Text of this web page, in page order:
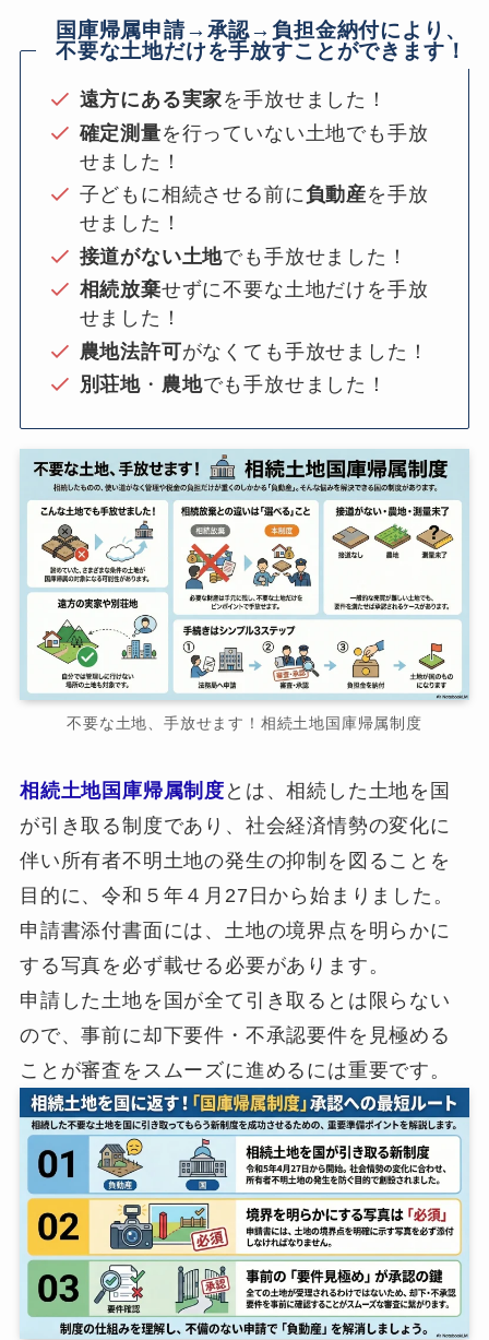
国庫帰属申請→承認→負担金納付により、
不要な土地だけを手放すことができます！
遠方にある実家を手放せました！
確定測量を行っていない土地でも手放
せました！
子どもに相続させる前に負動産を手放
せました！
接道がない土地でも手放せました！
相続放棄せずに不要な土地だけを手放
せました！
農地法許可がなくても手放せました！
別荘地 ・ 農地でも手放せました！
不要な土地、手放せます！相続土地国庫帰属制度
相続土地国庫帰属制度 とは、相続した土地を国
が引き取る制度であり、社会経済情勢の変化に
伴い所有者不明土地の発生の抑制を図ることを
目的に、令和５年４月27日から始まりました。
申請書添付書面には、土地の境界点を明らかに
する写真を必ず載せる必要があります。
申請した土地を国が全て引き取るとは限らない
ので、事前に却下要件・不承認要件を見極める
ことが審査をスムーズに進めるには重要です。